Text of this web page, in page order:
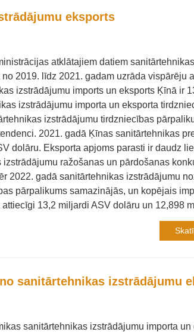
eksports
atklātajiem datiem
2019. līdz 2021. gadam uzrāda vispārēju
izstrādājumu imports un eksports Ķīnā ir
izstrādājumu importa un eksporta
izstrādājumu tirdzniecības
2021. gadā Ķīnas sanitārtehnikas
dolāru. Eksporta apjoms parasti ir daudz
ražošanas un pārdošanas
2022. gadā sanitārtehnikas izstrādājumu
pārpalikums samazinājās, un kopējais
13,2 miljardi ASV dolāru un 12,898
sanitārtehnikas izstrādājumu
sanitārtehnikas izstrādājumu importa un